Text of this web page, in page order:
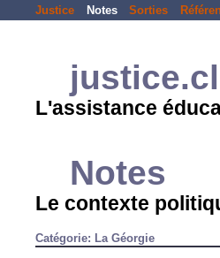
Justice Notes Sorties
L'assistance
Notes
Le contexte
Catégorie: La Géorgie